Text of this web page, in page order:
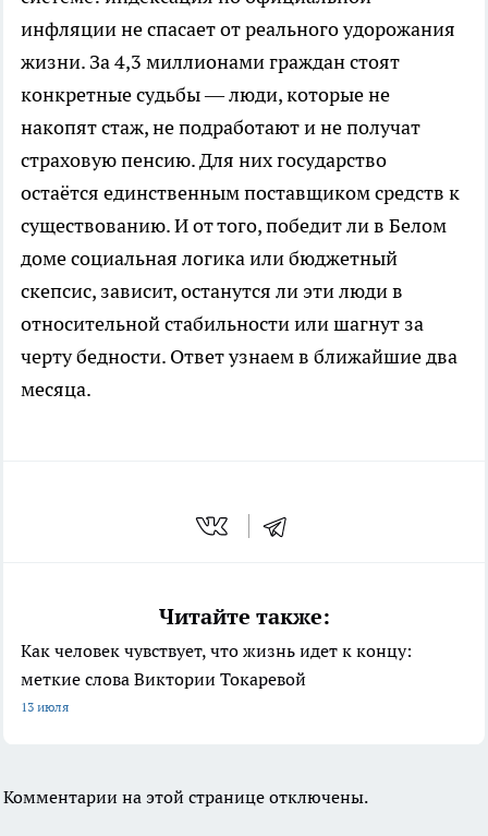
инфляции не спасает от реального удорожания
жизни. За 4,3 миллионами граждан стоят
конкретные судьбы — люди, которые не
накопят стаж, не подработают и не получат
страховую пенсию. Для них государство
остаётся единственным поставщиком средств к
существованию. И от того, победит ли в Белом
доме социальная логика или бюджетный
скепсис, зависит, останутся ли эти люди в
относительной стабильности или шагнут за
черту бедности. Ответ узнаем в ближайшие два
месяца.
Читайте также:
Как человек чувствует, что жизнь идет к концу:
меткие слова Виктории Токаревой
13 июля
Комментарии на этой странице отключены.